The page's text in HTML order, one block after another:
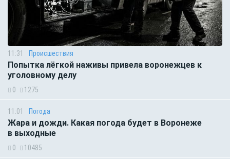
11:31 Происшествия
Попытка лёгкой наживы привела воронежцев к
уголовному делу
0 1275
11:01 Погода
Жара и дожди. Какая погода будет в Воронеже
в выходные
0 10485